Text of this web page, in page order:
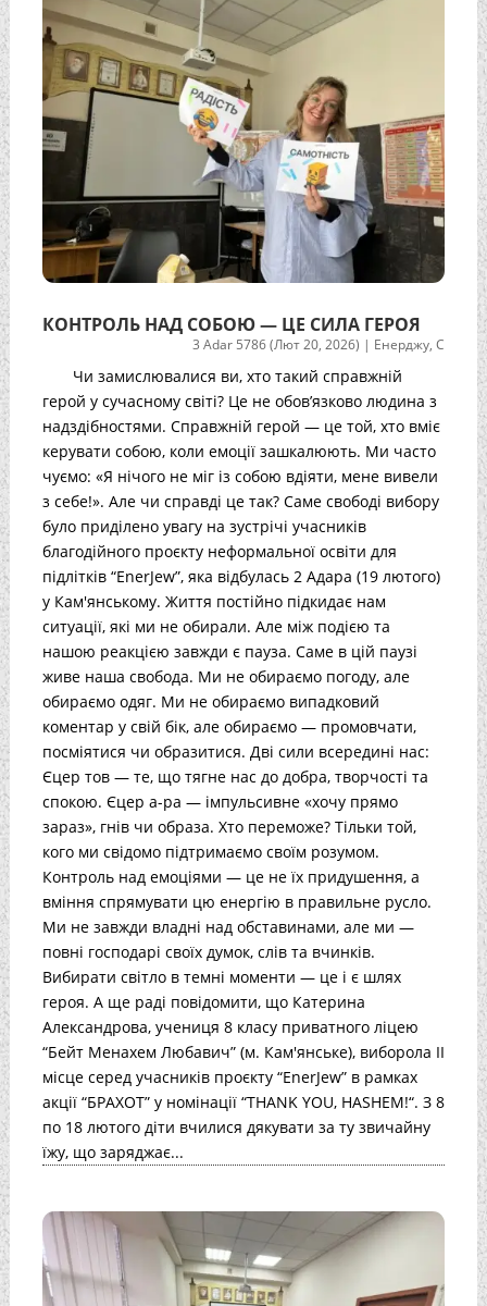
КОНТРОЛЬ НАД СОБОЮ — ЦЕ СИЛА ГЕРОЯ
3 Adar 5786 (Лют 20, 2026) | Енерджу,С
Чи замислювалися ви, хто такий справжній
герой у сучасному світі? Це не обов’язково людина з
надздібностями. Справжній герой — це той, хто вміє
керувати собою, коли емоції зашкалюють. Ми часто
чуємо: «Я нічого не міг із собою вдіяти, мене вивели
з себе!». Але чи справді це так? Саме свободі вибору
було приділено увагу на зустрічі учасників
благодійного проєкту неформальної освіти для
підлітків “EnerJew”, яка відбулась 2 Адара (19 лютого)
у Кам'янському. Життя постійно підкидає нам
ситуації, які ми не обирали. Але між подією та
нашою реакцією завжди є пауза. Саме в цій паузі
живе наша свобода. Ми не обираємо погоду, але
обираємо одяг. Ми не обираємо випадковий
коментар у свій бік, але обираємо — промовчати,
посміятися чи образитися. Дві сили всередині нас:
Єцер тов — те, що тягне нас до добра, творчості та
спокою. Єцер а-ра — імпульсивне «хочу прямо
зараз», гнів чи образа. Хто переможе? Тільки той,
кого ми свідомо підтримаємо своїм розумом.
Контроль над емоціями — це не їх придушення, а
вміння спрямувати цю енергію в правильне русло.
Ми не завжди владні над обставинами, але ми —
повні господарі своїх думок, слів та вчинків.
Вибирати світло в темні моменти — це і є шлях
героя. А ще раді повідомити, що Катерина
Александрова, учениця 8 класу приватного ліцею
“Бейт Менахем Любавич” (м. Кам'янське), виборола II
місце серед учасників проєкту “EnerJew” в рамках
акції “БРАХОТ” у номінації “THANK YOU, HASHEM!“. З 8
по 18 лютого діти вчилися дякувати за ту звичайну
їжу, що заряджає...